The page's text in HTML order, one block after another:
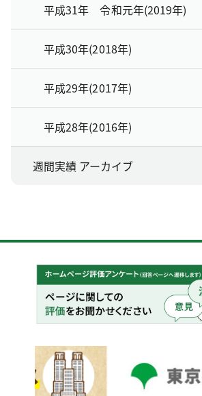
平成31年 令和元年(2019年)
平成30年(2018年)
平成29年(2017年)
平成28年(2016年)
週間実績 アーカイブ